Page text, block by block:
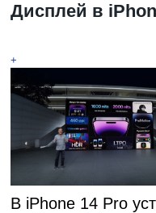
Дисплей в
+
В iPhone 14 Pro